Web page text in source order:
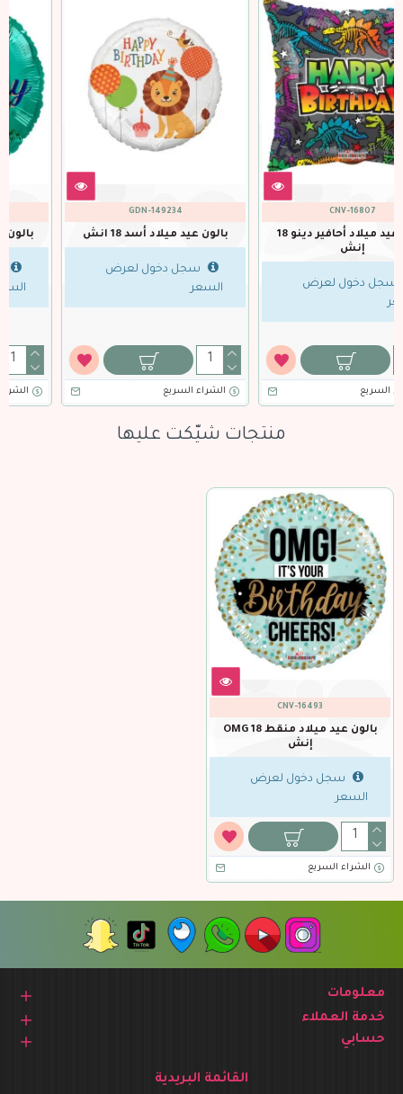
بالون عيد ميلاد أسد 18 انش
السعر
الشراء السريع
بالون عيد ميلاد اخضر 18 إنش
سجل دخول لعرض
الشراء السريع
منتجات شيّكت عليها
CNV-16493
بالون عيد ميلاد منقط OMG 18
إنش
سجل دخول لعرض
السعر
الشراء السريع
معلومات
خدمة العملاء
حسابي
القائمة البريدية